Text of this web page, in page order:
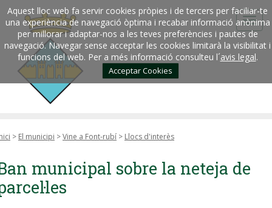
Aquest lloc web fa servir cookies pròpies i de tercers per faciliar-te
una experiència de navegació òptima i recabar informació anònima
per millorar i adaptar-nos a les teves preferències i pautes de
navegació. Navegar sense acceptar les cookies limitarà la visibilitat i
funcions del web. Per a més informació consulteu l´avis legal.
Acceptar Cookies
> El municipi >Vine a Font-rubí > Llocs d'interès
municipal sobre la neteja de